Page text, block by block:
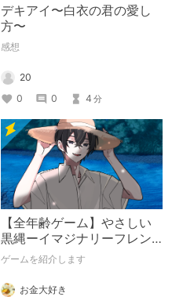
デキアイ〜白衣の君の愛し
方〜
感想
20
0
0 4 分
【全年齢ゲーム】やさしい
黒縄ーイマジナリーフレン
ドの「彼」と過ごすおぼん
ゲームを紹介します
お金大好き